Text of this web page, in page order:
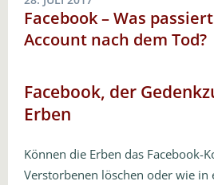
Facebook – Was
Account nach dem Tod?
Facebook, der
Erben
Können die Erben das Facebook-
Verstorbenen löschen oder wie in